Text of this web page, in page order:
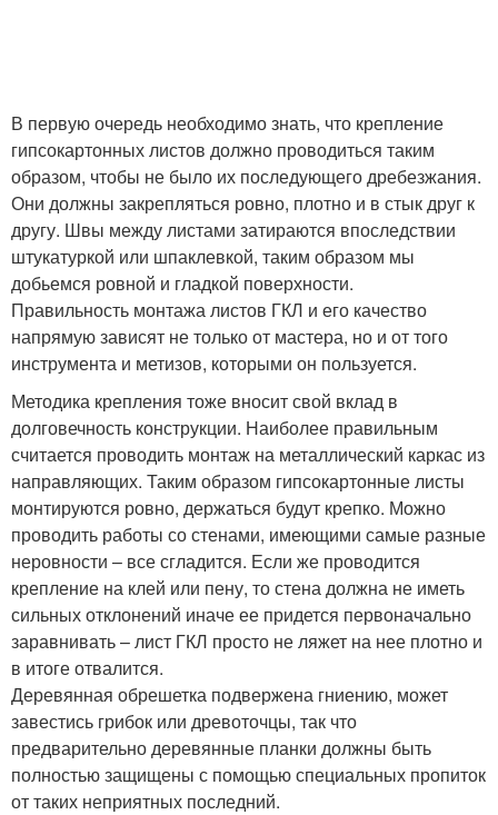
В первую очередь необходимо знать, что крепление
гипсокартонных листов должно проводиться таким
образом, чтобы не было их последующего дребезжания.
Они должны закрепляться ровно, плотно и в стык друг к
другу. Швы между листами затираются впоследствии
штукатуркой или шпаклевкой, таким образом мы
добьемся ровной и гладкой поверхности.
Правильность монтажа листов ГКЛ и его качество
напрямую зависят не только от мастера, но и от того
инструмента и метизов, которыми он пользуется.
Методика крепления тоже вносит свой вклад в
долговечность конструкции. Наиболее правильным
считается проводить монтаж на металлический каркас из
направляющих. Таким образом гипсокартонные листы
монтируются ровно, держаться будут крепко. Можно
проводить работы со стенами, имеющими самые разные
неровности – все сгладится. Если же проводится
крепление на клей или пену, то стена должна не иметь
сильных отклонений иначе ее придется первоначально
заравнивать – лист ГКЛ просто не ляжет на нее плотно и
в итоге отвалится.
Деревянная обрешетка подвержена гниению, может
завестись грибок или древоточцы, так что
предварительно деревянные планки должны быть
полностью защищены с помощью специальных пропиток
от таких неприятных последний.